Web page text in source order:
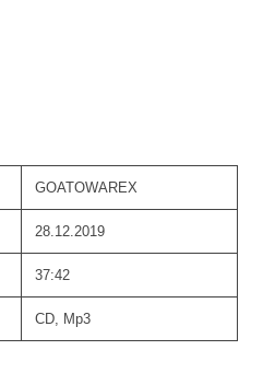
GOATOWAREX
28.12.2019
37:42
CD, Mp3